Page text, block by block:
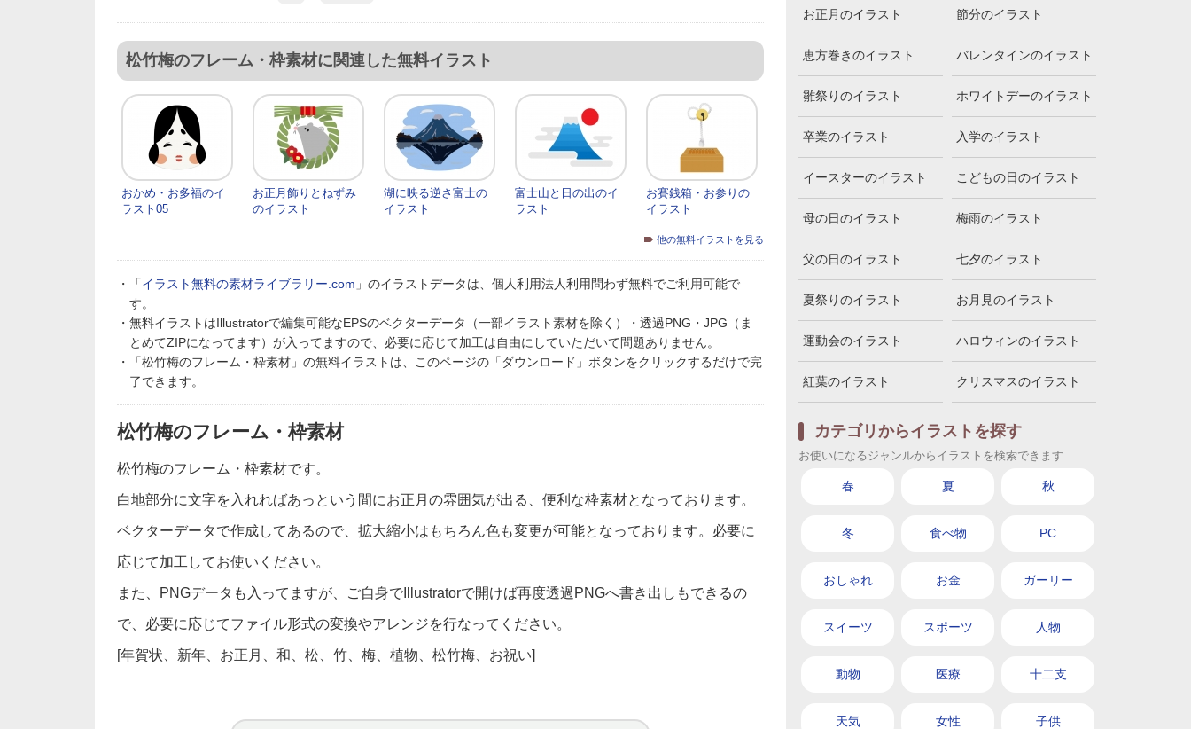
松竹梅のフレーム・枠素材に関連した無料イラスト
おかめ・お多福のイ
ラスト05
お正月飾りとねずみ
のイラスト
湖に映る逆さ富士の
イラスト
富士山と日の出のイ
ラスト
お賽銭箱・お参りの
イラスト
他の無料イラストを見る
・「イラスト無料の素材ライブラリー.com 」のイラストデータは、個人利用法人利用問わず無料でご利用可能で
す。
・無料イラストはIllustratorで編集可能なEPSのベクターデータ（一部イラスト素材を除く）・透過PNG・JPG（ま
とめてZIPになってます）が入ってますので、必要に応じて加工は自由にしていただいて問題ありません。
・「松竹梅のフレーム・枠素材」の無料イラストは、このページの「ダウンロード」ボタンをクリックするだけで完
了できます。
松竹梅のフレーム・枠素材
松竹梅のフレーム・枠素材です。
白地部分に文字を入れればあっという間にお正月の雰囲気が出る、便利な枠素材となっております。
ベクターデータで作成してあるので、拡大縮小はもちろん色も変更が可能となっております。必要に
応じて加工してお使いください。
また、PNGデータも入ってますが、ご自身でIllustratorで開けば再度透過PNGへ書き出しもできるの
で、必要に応じてファイル形式の変換やアレンジを行なってください。
[年賀状、新年、お正月、和、松、竹、梅、植物、松竹梅、お祝い]
お正月のイラスト 節分のイラスト
恵方巻きのイラスト バレンタインのイラスト
雛祭りのイラスト ホワイトデーのイラスト
卒業のイラスト 入学のイラスト
イースターのイラスト こどもの日のイラスト
母の日のイラスト 梅雨のイラスト
父の日のイラスト 七夕のイラスト
夏祭りのイラスト お月見のイラスト
運動会のイラスト ハロウィンのイラスト
紅葉のイラスト クリスマスのイラスト
カテゴリからイラストを探す
お使いになるジャンルからイラストを検索できます
春 夏 秋
冬 食べ物 PC
おしゃれ お金 ガーリー
スイーツ スポーツ 人物
動物 医療 十二支
天気 女性 子供